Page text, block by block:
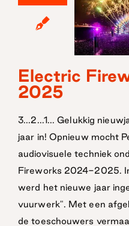
Electric
2025
3...2...1... Gelukkig
jaar in! Opnieuw mocht
audiovisuele techniek
Fireworks 2024-2025.
werd het nieuwe jaar
vuurwerk". Met een
de toeschouwers